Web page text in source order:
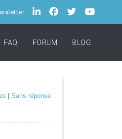
FAQ FORUM BLOG
Sans réponse